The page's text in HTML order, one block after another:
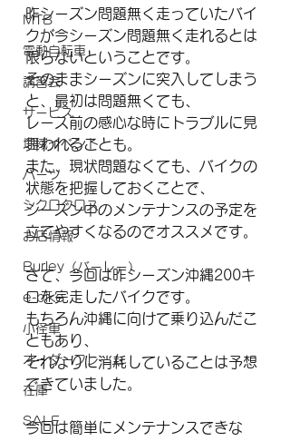
MTB
電動自転車
講習会
サービス
地域イベント
パーツ
シクロクロス
お店情報
Burley（バーレー）
e-bike
小径車
オーダーフレーム
在庫
SALE
昨シーズン問題無く走っていたバイ
クが今シーズン問題無く走れるとは
限らないということです。
そのままシーズンに突入してしまう
と、最初は問題無くても、
レース前の感心な時にトラブルに見
舞われることも。
また、現状問題なくても、バイクの
状態を把握しておくことで、
シーズン中のメンテナンスの予定を
立てやすくなるのでオススメです。
さて、今回は昨シーズン沖縄200キ
ロを完走したバイクです。
もちろん沖縄に向けて乗り込んだこ
ともあり、
それなりに消耗していることは予想
できていました。
今回は簡単にメンテナンスできな